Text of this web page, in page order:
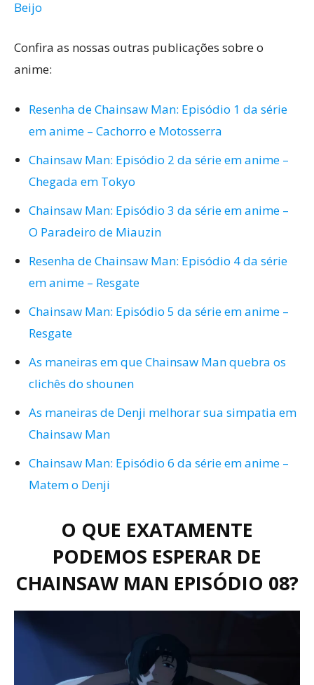
Beijo
Confira as nossas outras publicações sobre o
anime:
Resenha de Chainsaw Man: Episódio 1 da série
em anime – Cachorro e Motosserra
Chainsaw Man: Episódio 2 da série em anime –
Chegada em Tokyo
Chainsaw Man: Episódio 3 da série em anime –
O Paradeiro de Miauzin
Resenha de Chainsaw Man: Episódio 4 da série
em anime – Resgate
Chainsaw Man: Episódio 5 da série em anime –
Resgate
As maneiras em que Chainsaw Man quebra os
clichês do shounen
As maneiras de Denji melhorar sua simpatia em
Chainsaw Man
Chainsaw Man: Episódio 6 da série em anime –
Matem o Denji
O QUE EXATAMENTE
PODEMOS ESPERAR DE
CHAINSAW MAN EPISÓDIO 08?